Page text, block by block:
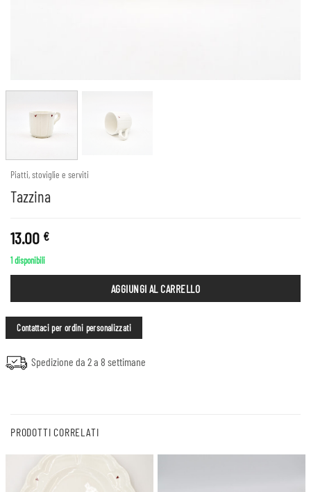
Piatti, stoviglie e serviti
Tazzina
13.00 €
1 disponibili
AGGIUNGI AL CARRELLO
Contattaci per ordini personalizzati
Spedizione da 2 a 8 settimane
PRODOTTI CORRELATI